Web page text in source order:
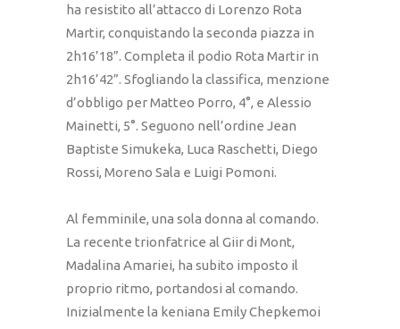
ha resistito all’attacco di Lorenzo Rota
Martir, conquistando la seconda piazza in
2h16’18”. Completa il podio Rota Martir in
2h16’42”. Sfogliando la classifica, menzione
d’obbligo per Matteo Porro, 4°, e Alessio
Mainetti, 5°. Seguono nell’ordine Jean
Baptiste Simukeka, Luca Raschetti, Diego
Rossi, Moreno Sala e Luigi Pomoni.
Al femminile, una sola donna al comando.
La recente trionfatrice al Giir di Mont,
Madalina Amariei, ha subito imposto il
proprio ritmo, portandosi al comando.
Inizialmente la keniana Emily Chepkemoi